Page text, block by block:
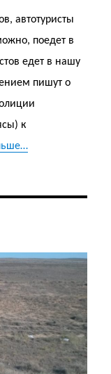
автотуристы
поедет в
едет в нашу
пишут о
к